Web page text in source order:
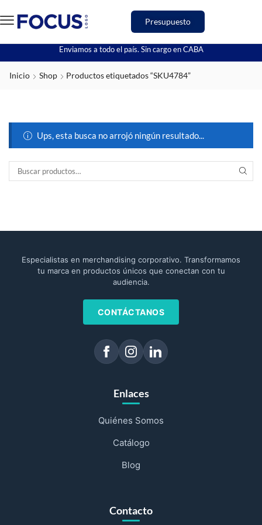
Presupuesto
Enviamos a todo el país. Sin cargo en CABA
Inicio Shop Productos etiquetados “SKU4784”
Ups, esta busca no arrojó ningún resultado...
Especialistas en merchandising corporativo. Transformamos
tu marca en productos únicos que conectan con tu
audiencia.
CONTÁCTANOS
Enlaces
Quiénes Somos
Catálogo
Blog
Contacto